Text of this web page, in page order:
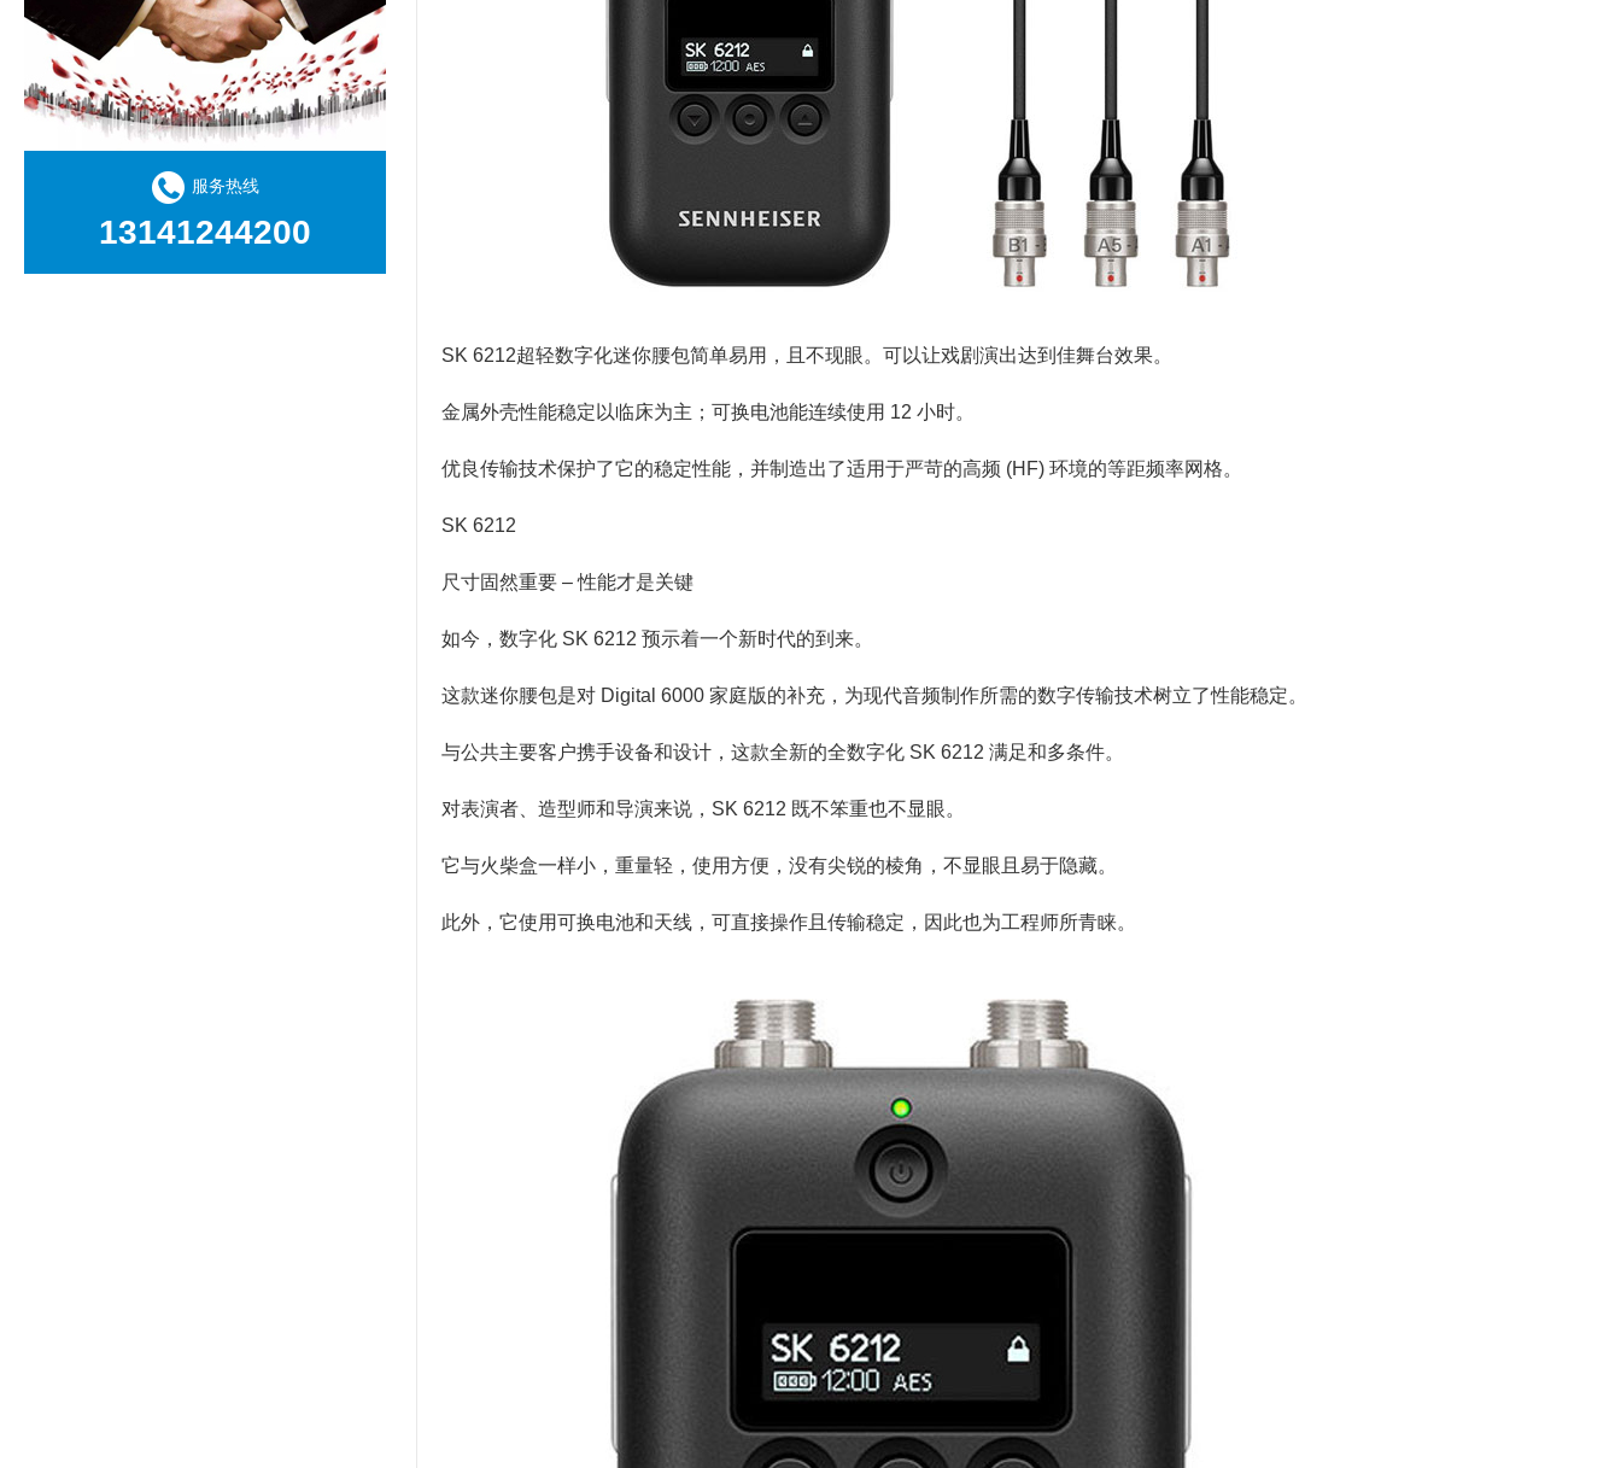
服务热线
13141244200
SK 6212超轻数字化迷你腰包简单易用，且不现眼。可以让戏剧演出达到佳舞台效果。
金属外壳性能稳定以临床为主；可换电池能连续使用 12 小时。
优良传输技术保护了它的稳定性能，并制造出了适用于严苛的高频 (HF) 环境的等距频率网格。
SK 6212
尺寸固然重要 – 性能才是关键
如今，数字化 SK 6212 预示着一个新时代的到来。
这款迷你腰包是对 Digital 6000 家庭版的补充，为现代音频制作所需的数字传输技术树立了性能稳定。
与公共主要客户携手设备和设计，这款全新的全数字化 SK 6212 满足和多条件。
对表演者、造型师和导演来说，SK 6212 既不笨重也不显眼。
它与火柴盒一样小，重量轻，使用方便，没有尖锐的棱角，不显眼且易于隐藏。
此外，它使用可换电池和天线，可直接操作且传输稳定，因此也为工程师所青睐。